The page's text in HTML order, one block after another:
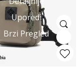
Uporedi
Brzi Pregled